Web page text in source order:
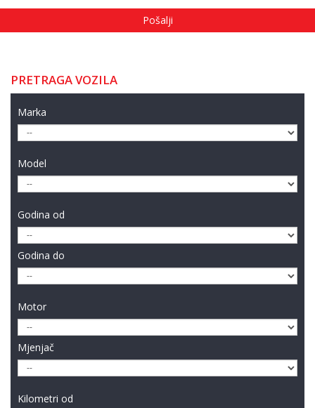
PRETRAGA VOZILA
Marka
Model
Godina od
Godina do
Motor
Mjenjač
Kilometri od